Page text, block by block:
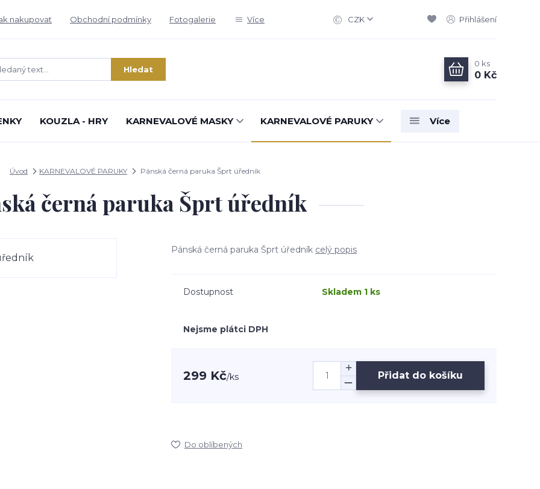
nakupovat Obchodní podmínky Fotogalerie Více CZK Přihlášení
Hledat
0 ks
0 Kč
KOUZLA - HRY KARNEVALOVÉ MASKY KARNEVALOVÉ PARUKY Více
Úvod KARNEVALOVÉ PARUKY Pánská černá paruka Šprt úředník
černá paruka Šprt úředník
Pánská černá paruka Šprt úředník celý popis
Dostupnost Skladem 1 ks
Nejsme plátci DPH
299 Kč/ks Přidat do košíku
Do oblíbených